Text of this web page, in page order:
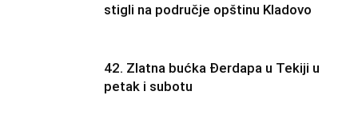
stigli na područje opštinu Kladovo
42. Zlatna bućka Đerdapa u Tekiji u
petak i subotu